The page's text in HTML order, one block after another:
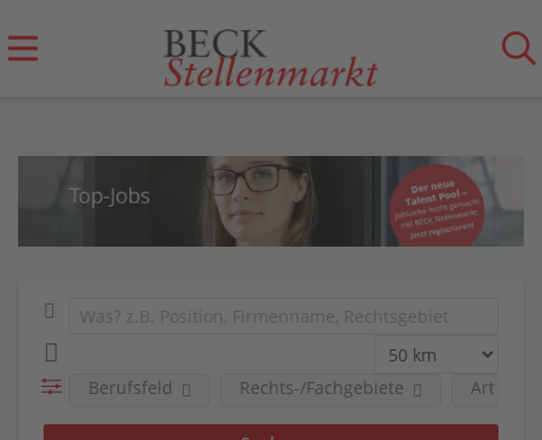
Berufsfeld Rechts-/Fachgebiete Art der